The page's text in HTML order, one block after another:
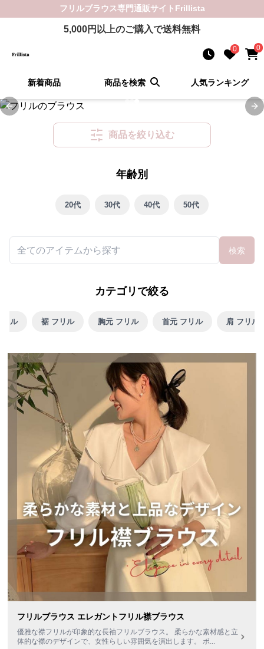
フリルブラウス専門通販サイト Frillista
5,000円以上のご購入で送料無料
0 0
新着商品 商品を検索 人気ランキング
Previous slide
商品を絞り込む
年齢別
20代 30代 40代 50代
検索
カテゴリで絞る
リル 裾 フリル 胸元 フリル 首元 フリル 肩 フリル
フリルブラウス エレガントフリル襟ブラウス
優雅な襟フリルが印象的な長袖フリルブラウス。 柔らかな素材感と立
体的な襟のデザインで、女性らしい雰囲気を演出します。 ボ...